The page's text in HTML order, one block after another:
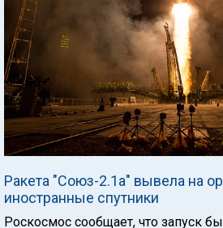
Ракета "Союз-2.1а" вывела на
иностранные спутники
Роскосмос сообщает, что запуск